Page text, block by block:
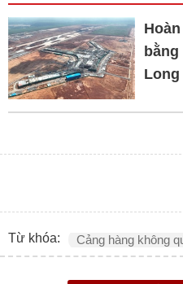
Long
Từ khóa: Cảng hàng không